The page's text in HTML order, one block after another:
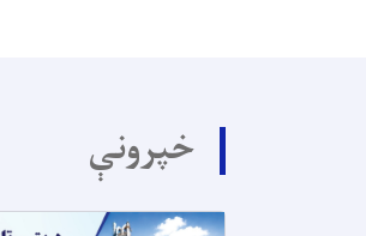
خپرونې